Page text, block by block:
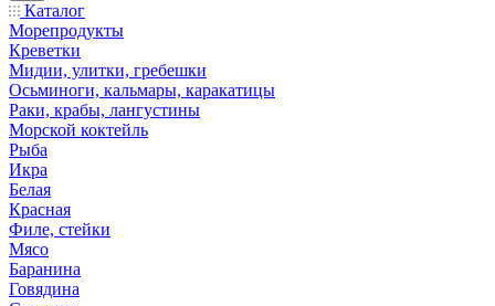
Каталог
Морепродукты
Креветки
Мидии, улитки, гребешки
Осьминоги, кальмары, каракатицы
Раки, крабы, лангустины
Морской коктейль
Рыба
Икра
Белая
Красная
Филе, стейки
Мясо
Баранина
Говядина